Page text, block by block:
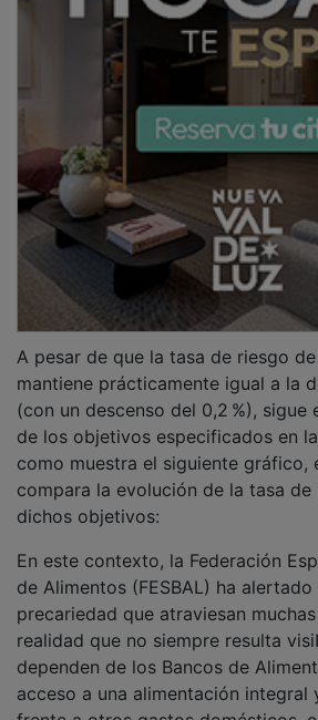
compara la evolución de la tasa
En este contexto, la Federación
de Alimentos (FESBAL) ha
precariedad que atraviesan
realidad que no siempre resulta
dependen de los Bancos de
acceso a una alimentación integral
frente a otros gastos domésticos,
las facturas de la luz y del agua o
asociados a la educación de sus
se ven obligadas a elegir entre
necesidades u otras.
PUBLICIDAD